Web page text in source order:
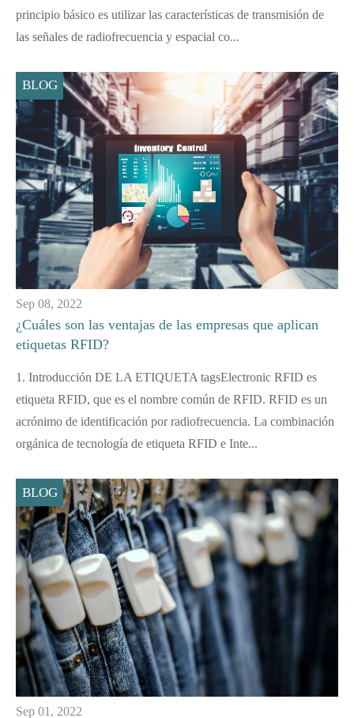
principio básico es utilizar las características de transmisión de
las señales de radiofrecuencia y espacial co...
BLOG
Sep 08, 2022
¿Cuáles son las ventajas de las empresas que aplican
etiquetas RFID?
1. Introducción DE LA ETIQUETA tagsElectronic RFID es
etiqueta RFID, que es el nombre común de RFID. RFID es un
acrónimo de identificación por radiofrecuencia. La combinación
orgánica de tecnología de etiqueta RFID e Inte...
BLOG
Sep 01, 2022